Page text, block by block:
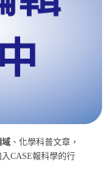
域 、化學科普文章，
CASE報科學的行